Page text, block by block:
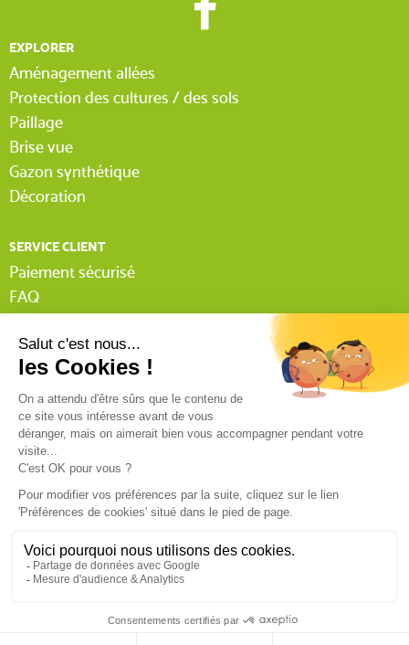
EXPLORER
Aménagement allées
Protection des cultures / des sols
Paillage
Brise vue
Gazon synthétique
Décoration
SERVICE CLIENT
Paiement sécurisé
FAQ
Lexique Tissnet
Suivi commande invité
Contactez-nous
Mentions légales